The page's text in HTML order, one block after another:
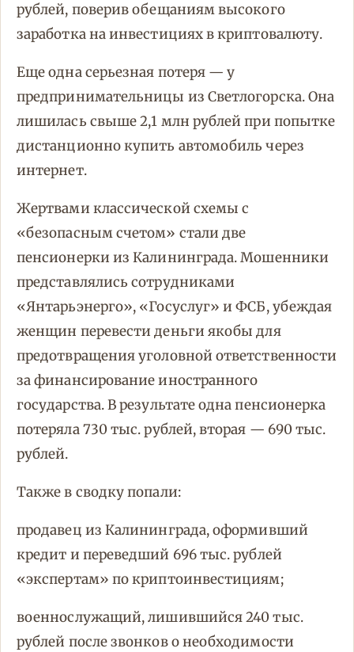
рублей, поверив обещаниям высокого
заработка на инвестициях в криптовалюту.
Еще одна серьезная потеря — у
предпринимательницы из Светлогорска. Она
лишилась свыше 2,1 млн рублей при попытке
дистанционно купить автомобиль через
интернет.
Жертвами классической схемы с
«безопасным счетом» стали две
пенсионерки из Калининграда. Мошенники
представлялись сотрудниками
«Янтарьэнерго», «Госуслуг» и ФСБ, убеждая
женщин перевести деньги якобы для
предотвращения уголовной ответственности
за финансирование иностранного
государства. В результате одна пенсионерка
потеряла 730 тыс. рублей, вторая — 690 тыс.
рублей.
Также в сводку попали:
продавец из Калининграда, оформивший
кредит и переведший 696 тыс. рублей
«экспертам» по криптоинвестициям;
военнослужащий, лишившийся 240 тыс.
рублей после звонков о необходимости